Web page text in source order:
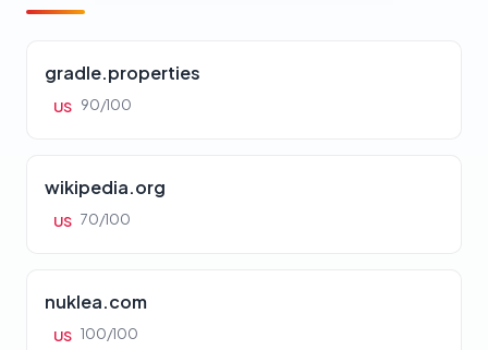
gradle.properties
US 90/100
wikipedia.org
US 70/100
nuklea.com
US 100/100